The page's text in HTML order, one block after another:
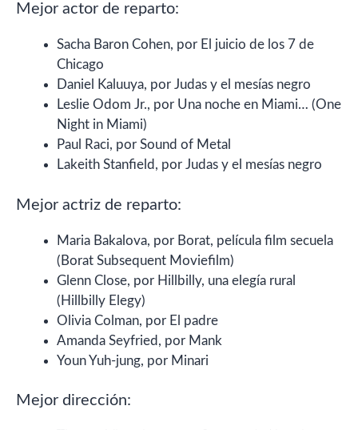
Mejor actor de reparto:
Sacha Baron Cohen, por El juicio de los 7 de
Chicago
Daniel Kaluuya, por Judas y el mesías negro
Leslie Odom Jr., por Una noche en Miami… (One
Night in Miami)
Paul Raci, por Sound of Metal
Lakeith Stanfield, por Judas y el mesías negro
Mejor actriz de reparto:
Maria Bakalova, por Borat, película film secuela
(Borat Subsequent Moviefilm)
Glenn Close, por Hillbilly, una elegía rural
(Hillbilly Elegy)
Olivia Colman, por El padre
Amanda Seyfried, por Mank
Youn Yuh-jung, por Minari
Mejor dirección: